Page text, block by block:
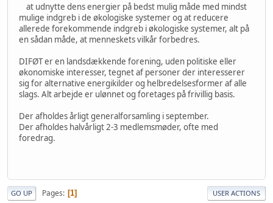
at udnytte dens energier på bedst mulig måde med mindst
mulige indgreb i de økologiske systemer og at reducere
allerede forekommende indgreb i økologiske systemer, alt på
en sådan måde, at menneskets vilkår forbedres.
DIFØT er en landsdækkende forening, uden politiske eller
økonomiske interesser, tegnet af personer der interesserer
sig for alternative energikilder og helbredelsesformer af alle
slags. Alt arbejde er ulønnet og foretages på frivillig basis.
Der afholdes årligt generalforsamling i september.
Der afholdes halvårligt 2-3 medlemsmøder, ofte med
foredrag.
GO UP Pages 1 USER ACTIONS